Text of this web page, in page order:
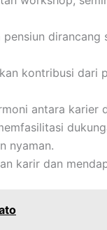
kontribusi dari
antara karier
nyaman.
karir dan